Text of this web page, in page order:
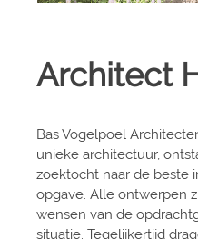
Architect
Bas Vogelpoel
unieke architectuur,
zoektocht naar de beste
opgave. Alle ontwerpen
wensen van de
situatie. Tegelijkertijd